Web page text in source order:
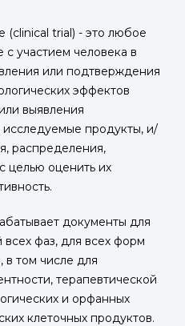
(clinical trial) - это любое
участием человека в
или подтверждения
эффектов
выявления
продукты, и/
распределения,
целью оценить их
документы для
фаз, для всех форм
в том числе для
терапевтической
и орфанных
клеточных продуктов.